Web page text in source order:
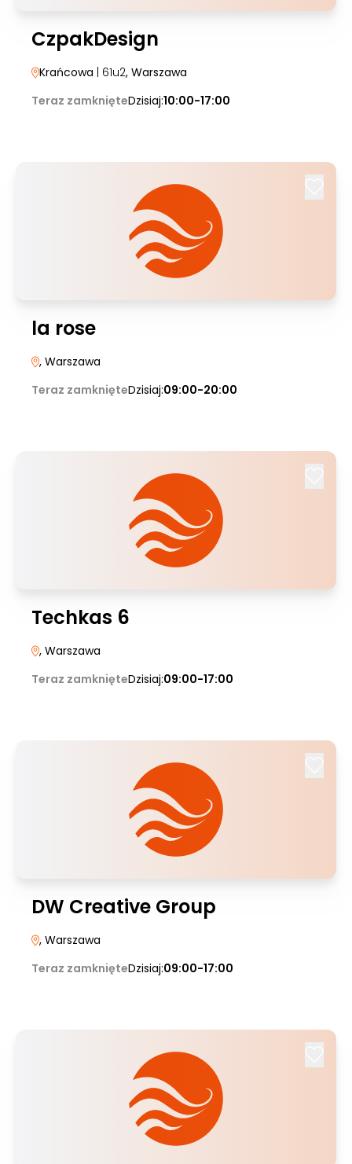
CzpakDesign
Krańcowa | 61u2, Warszawa
Teraz zamknięteDzisiaj:10:00-17:00
la rose
, Warszawa
Teraz zamknięteDzisiaj:09:00-20:00
Techkas 6
, Warszawa
Teraz zamknięteDzisiaj:09:00-17:00
DW Creative Group
, Warszawa
Teraz zamknięteDzisiaj:09:00-17:00